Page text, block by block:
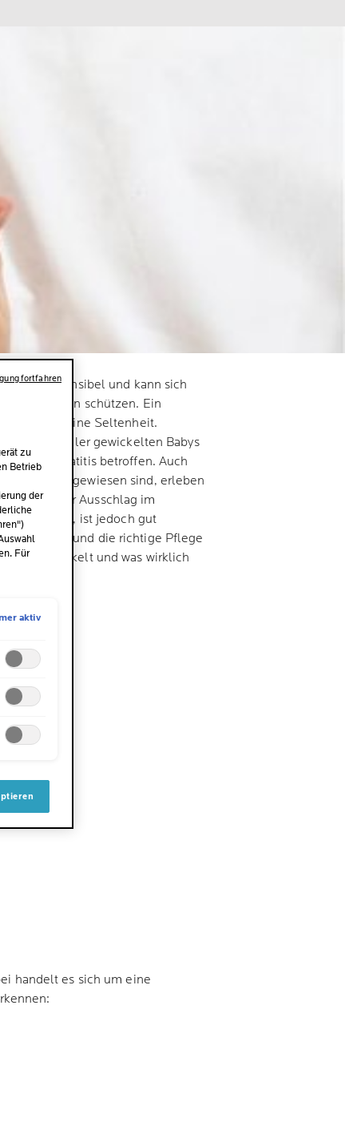
aus sehr sensibel und kann sich
Einflüssen schützen. Ein
ist somit keine Seltenheit.
Drittel aller gewickelten Babys
betroffen. Auch
angewiesen sind, erleben
häufig. Der Ausschlag im
auftreten, ist jedoch gut
kennt und die richtige Pflege
entwickelt und was wirklich
handelt es sich um eine
zu
Betrieb
der
Für
aktiv
fortfahren